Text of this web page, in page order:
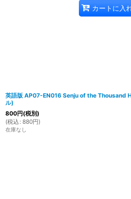
カートに入
英語版 AP07-EN016 Senju of the Thousand
ル)
800円(税別)
(税込 : 880円)
在庫なし